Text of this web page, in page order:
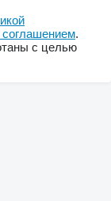
соглашением.
с целью